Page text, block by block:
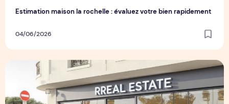
Estimation maison la rochelle : évaluez votre bien rapidement
04/06/2026
Agence immobilière arcachon - experts gironde